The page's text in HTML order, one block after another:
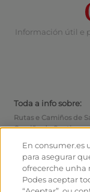
Información útil e
Toda a info sobre:
Rutas e Camiños de
Camiño de Santiago
Monumentos
Foro
Fotografías do
Santiago
En consumer.es
para asegurar
ofrecerche unha
Podes aceptar